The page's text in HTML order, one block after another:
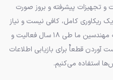
و تجهیزات پیشرفته و بروز صورت
ریکاوری کامل، کافی نیست و نیاز
به استانداردها و تجربه زیادی داره که مهندسین ما طی ۱۸ سال فعالیت و
آوردن قطعاٌ برای بازیابی اطلاعات
استفاده می‌کنیم.